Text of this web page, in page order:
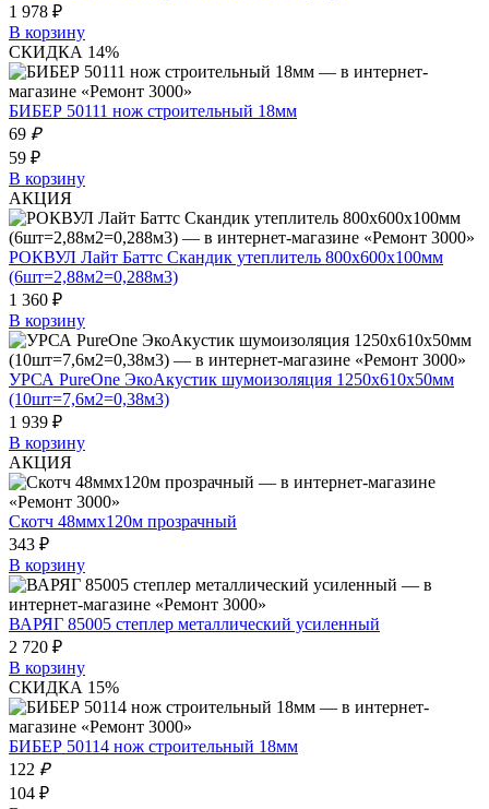
1 978 ₽
В корзину
СКИДКА 14%
БИБЕР 50111 нож строительный 18мм
69 ₽
59 ₽
В корзину
АКЦИЯ
РОКВУЛ Лайт Баттс Скандик утеплитель 800х600х100мм
(6шт=2,88м2=0,288м3)
1 360 ₽
В корзину
УРСА PureOne ЭкоАкустик шумоизоляция 1250х610х50мм
(10шт=7,6м2=0,38м3)
1 939 ₽
В корзину
АКЦИЯ
Скотч 48ммх120м прозрачный
343 ₽
В корзину
ВАРЯГ 85005 степлер металлический усиленный
2 720 ₽
В корзину
СКИДКА 15%
БИБЕР 50114 нож строительный 18мм
122 ₽
104 ₽